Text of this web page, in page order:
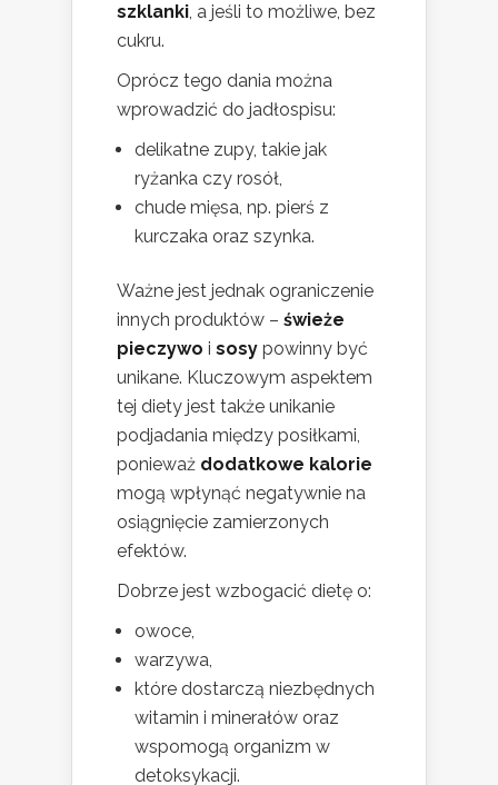
szklanki, a jeśli to możliwe, bez
cukru.
Oprócz tego dania można
wprowadzić do jadłospisu:
delikatne zupy, takie jak
ryżanka czy rosół,
chude mięsa, np. pierś z
kurczaka oraz szynka.
Ważne jest jednak ograniczenie
innych produktów – świeże
pieczywo i sosy powinny być
unikane. Kluczowym aspektem
tej diety jest także unikanie
podjadania między posiłkami,
ponieważ dodatkowe kalorie
mogą wpłynąć negatywnie na
osiągnięcie zamierzonych
efektów.
Dobrze jest wzbogacić dietę o:
owoce,
warzywa,
które dostarczą niezbędnych
witamin i minerałów oraz
wspomogą organizm w
detoksykacji.